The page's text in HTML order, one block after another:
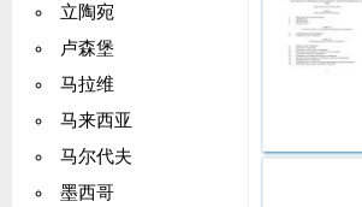
立陶宛
卢森堡
马拉维
马来西亚
马尔代夫
墨西哥